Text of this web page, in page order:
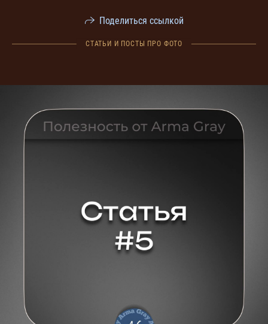
Поделиться ссылкой
СТАТЬИ И ПОСТЫ ПРО ФОТО